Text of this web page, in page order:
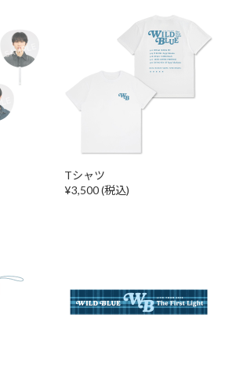
Tシャツ
¥3,500 (税込)